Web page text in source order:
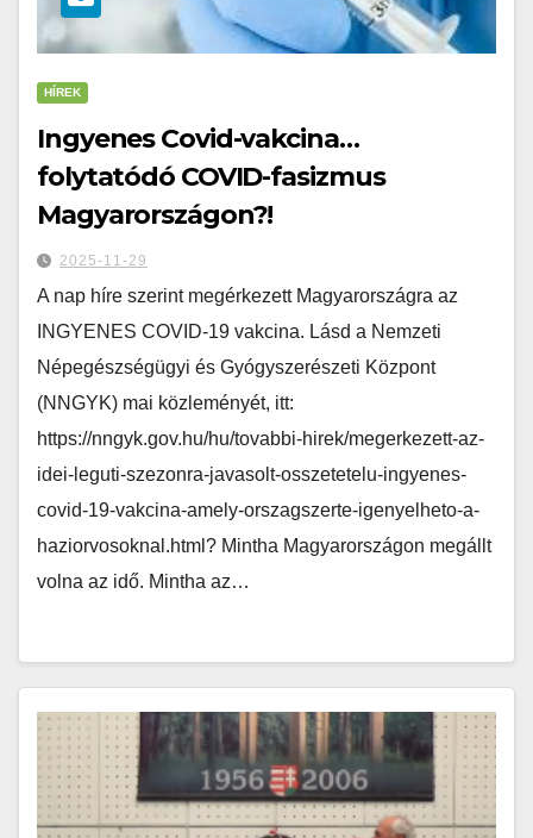
HÍREK
Ingyenes Covid-vakcina…
folytatódó COVID-fasizmus
Magyarországon?!
2025-11-29
A nap híre szerint megérkezett Magyarországra az
INGYENES COVID-19 vakcina. Lásd a Nemzeti
Népegészségügyi és Gyógyszerészeti Központ
(NNGYK) mai közleményét, itt:
https://nngyk.gov.hu/hu/tovabbi-hirek/megerkezett-az-
idei-leguti-szezonra-javasolt-osszetetelu-ingyenes-
covid-19-vakcina-amely-orszagszerte-igenyelheto-a-
haziorvosoknal.html? Mintha Magyarországon megállt
volna az idő. Mintha az…